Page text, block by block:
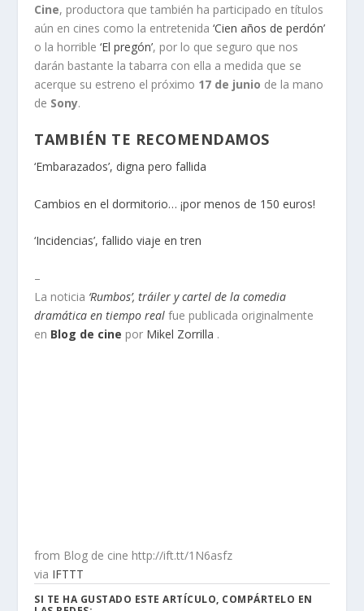
Cine, productora que también ha participado en títulos
aún en cines como la entretenida‘Cien años de perdón’
o la horrible‘El pregón’, por lo que seguro que nos
darán bastante la tabarra con ella a medida que se
acerque su estreno el próximo 17 de junio de la mano
de Sony.
TAMBIÉN TE RECOMENDAMOS
‘Embarazados’, digna pero fallida
Cambios en el dormitorio… ¡por menos de 150 euros!
‘Incidencias’, fallido viaje en tren
–
La noticia ‘Rumbos’, tráiler y cartel de la comedia
dramática en tiempo realfue publicada originalmente
en Blog de cine por Mikel Zorrilla .
from Blog de cine http://ift.tt/1N6asfz
via IFTTT
SI TE HA GUSTADO ESTE ARTÍCULO, COMPÁRTELO EN